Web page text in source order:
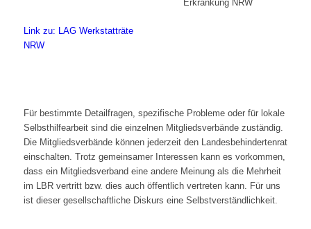
Link zu: LAG Werkstatträte
NRW
Für bestimmte Detailfragen, spezifische Probleme oder für lokale
Selbsthilfearbeit sind die einzelnen Mitgliedsverbände zuständig.
Die Mitgliedsverbände können jederzeit den Landesbehindertenrat
einschalten. Trotz gemeinsamer Interessen kann es vorkommen,
dass ein Mitgliedsverband eine andere Meinung als die Mehrheit
im LBR vertritt bzw. dies auch öffentlich vertreten kann. Für uns
ist dieser gesellschaftliche Diskurs eine Selbstverständlichkeit.